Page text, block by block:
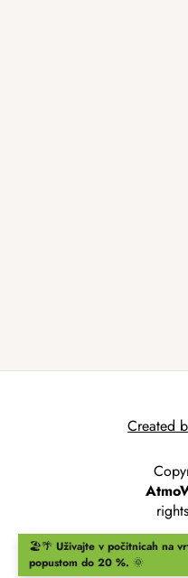
🏖️🌴 Uživajte v počitnicah na
popustom do 20 %. 🌞
Created